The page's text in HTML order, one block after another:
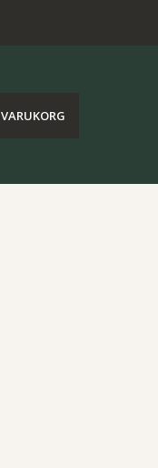
VARUKORG